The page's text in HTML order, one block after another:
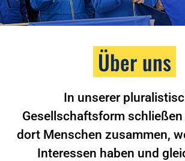
Über uns
In unserer
Gesellschaftsform
dort Menschen zusammen,
Interessen haben und